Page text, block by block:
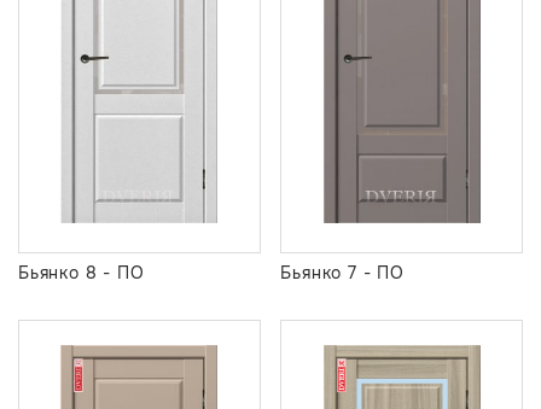
Бьянко 8 - ПО Бьянко 7 - ПО